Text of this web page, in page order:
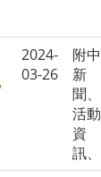
2024-
03-26
附中
新
聞、
活動
資
訊、